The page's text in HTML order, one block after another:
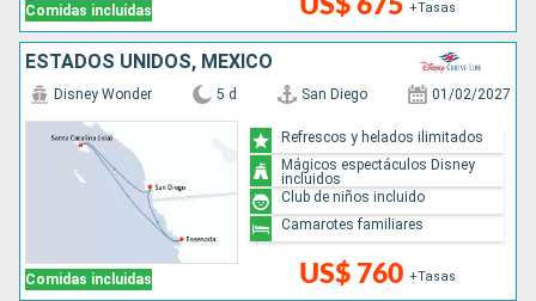
Comidas incluidas +Tasas
ESTADOS UNIDOS, MÉXICO
Comidas incluidas
Disney Wonder 5 d San Diego 01/02/2027
US$ 760 +Tasas
Refrescos y helados ilimitados
Mágicos espectáculos Disney
incluidos
Club de niños incluido
Camarotes familiares